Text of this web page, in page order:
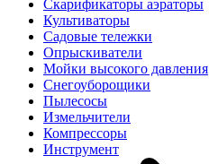
Скарификаторы аэраторы
Культиваторы
Садовые тележки
Опрыскиватели
Мойки высокого давления
Снегоуборощики
Пылесосы
Измельчители
Компрессоры
Инструмент